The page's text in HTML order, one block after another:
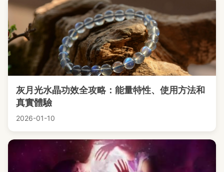
灰月光水晶功效全攻略：能量特性、使用方法和
真實體驗
2026-01-10